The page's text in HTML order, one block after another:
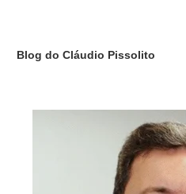
Blog do Cláudio Pissolito